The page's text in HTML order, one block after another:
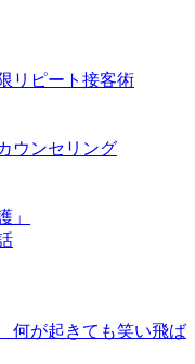
リピート接客術
ウンセリング
」
何が起きても笑い飛ば